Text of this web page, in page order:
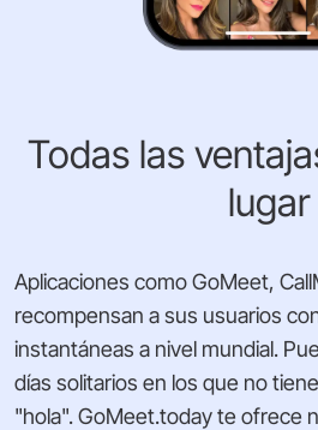
Todas las
lugar
Aplicaciones como GoMeet,
recompensan a sus usuarios
instantáneas a nivel mundial.
días solitarios en los que no
"hola". GoMeet.today te ofrece